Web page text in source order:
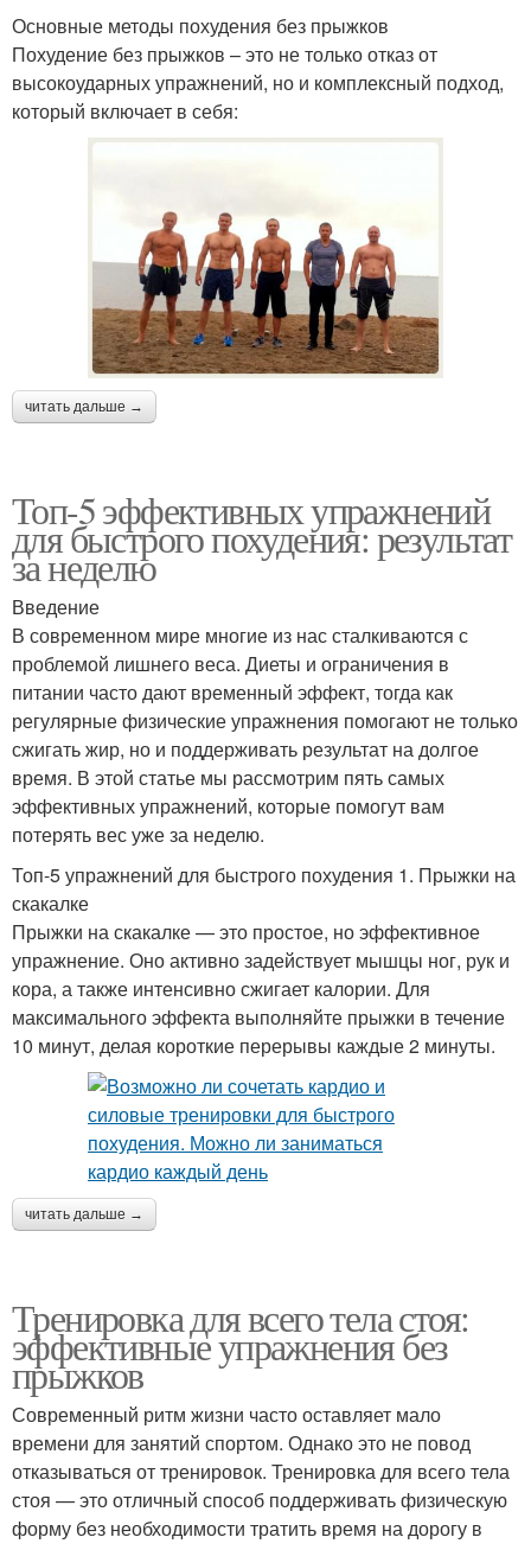
Основные методы похудения без прыжков
Похудение без прыжков – это не только отказ от
высокоударных упражнений, но и комплексный подход,
который включает в себя:
читать дальше →
Топ-5 эффективных упражнений
для быстрого похудения: результат
за неделю
Введение
В современном мире многие из нас сталкиваются с
проблемой лишнего веса. Диеты и ограничения в
питании часто дают временный эффект, тогда как
регулярные физические упражнения помогают не только
сжигать жир, но и поддерживать результат на долгое
время. В этой статье мы рассмотрим пять самых
эффективных упражнений, которые помогут вам
потерять вес уже за неделю.
Топ-5 упражнений для быстрого похудения 1. Прыжки на
скакалке
Прыжки на скакалке — это простое, но эффективное
упражнение. Оно активно задействует мышцы ног, рук и
кора, а также интенсивно сжигает калории. Для
максимального эффекта выполняйте прыжки в течение
10 минут, делая короткие перерывы каждые 2 минуты.
читать дальше →
Тренировка для всего тела стоя:
эффективные упражнения без
прыжков
Современный ритм жизни часто оставляет мало
времени для занятий спортом. Однако это не повод
отказываться от тренировок. Тренировка для всего тела
стоя — это отличный способ поддерживать физическую
форму без необходимости тратить время на дорогу в